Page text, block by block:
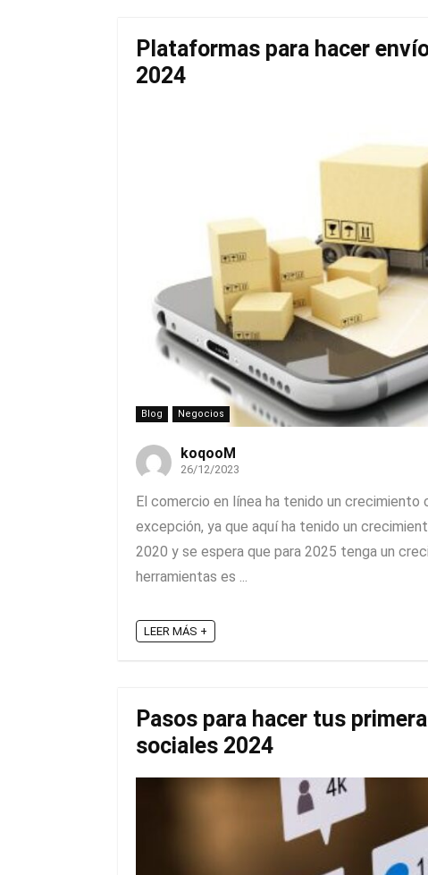
Plataformas para hacer
2024
Blog Negocios
koqooM
26/12/2023
El comercio en línea ha tenido un
excepción, ya que aquí ha tenido un
2020 y se espera que para 2025 tenga un
herramientas es ...
LEER MÁS +
Pasos para hacer tus
sociales 2024